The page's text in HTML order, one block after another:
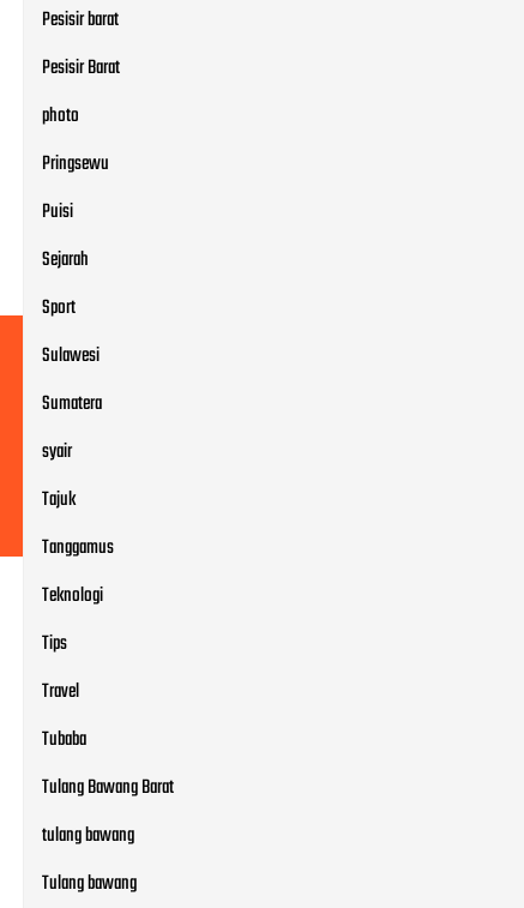
Puisi
Sejarah
Sport
Sulawesi
Sumatera
syair
Tajuk
Tanggamus
Teknologi
Tips
Travel
Tubaba
Tulang Bawang Barat
tulang bawang
Tulang bawang
Tulang Bawang
tulang bawang barat
tulang bawang Barat
Tulang bawang barat